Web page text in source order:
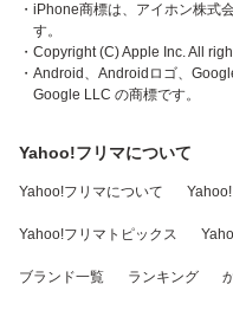
・iPhone商標は、アイホン株式
す。
・Copyright (C) Apple Inc. All
・Android、Androidロゴ、
Google LLC の商標です。
Yahoo!フリマについて
Yahoo!フリマについて
Yahoo!フリマトピックス
ブランド一覧 ランキング